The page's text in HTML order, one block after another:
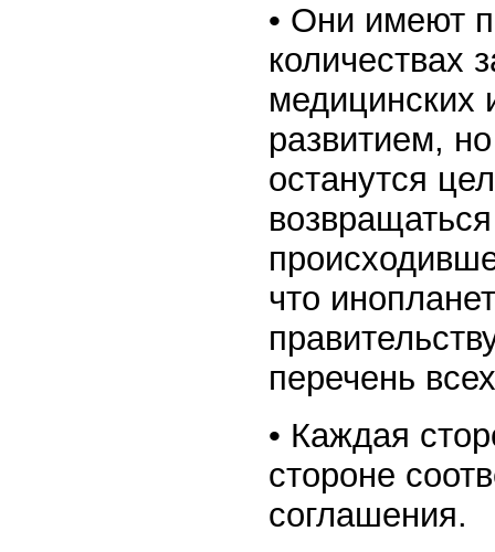
• Они имеют
количествах
медицинских
развитием,
останутся
что
перечень
• Каждая
стороне
соглашения.